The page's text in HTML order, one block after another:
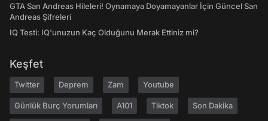
GTA San Andreas Hileleri! Oynamaya Doyamayanlar İçin Güncel San
Andreas Şifreleri
IQ Testi: IQ'unuzun Kaç Olduğunu Merak Ettiniz mi?
Keşfet
Twitter Deprem Zam Youtube
Günlük Burç Yorumları A101 Tiktok Son Dakika